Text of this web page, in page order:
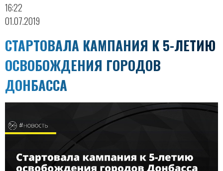
16:22
01.07.2019
СТАРТОВАЛА КАМПАНИЯ К 5-ЛЕТИЮ
ОСВОБОЖДЕНИЯ ГОРОДОВ
ДОНБАССА